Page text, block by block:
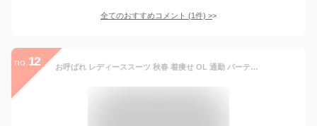
全てのおすすめコメント (1件) >
no. 12 お呼ばれ レディーススーツ 秋春 着痩せ OL 通勤 パーティードレス エレガントフォーマル 卒業式 結婚式 二次会 上品 女性代代 大人 きれいめ 春秋 長袖 セットアップ カジュアル色選択可！リクルートスーツ ブラック/グレー 細身テーラードジャケットロングパンツ